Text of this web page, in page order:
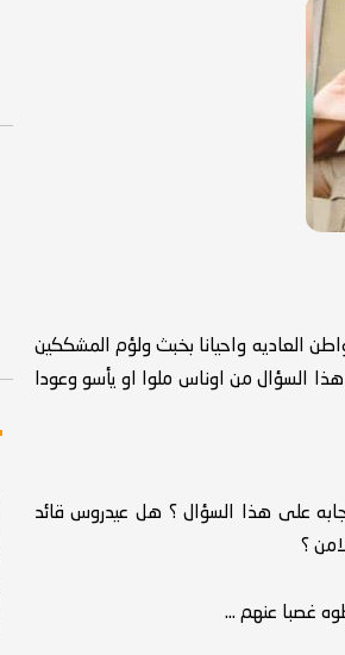
العاديه واحيانا بخبث ولؤم المشككين
هذا السؤال من اوناس ملوا او يأسو وعودا
على هذا السؤال ؟ هل عيدروس قائد
؟
غصبا عنهم ...